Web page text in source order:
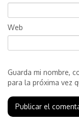
Web
Guarda mi nombre,
para la próxima vez